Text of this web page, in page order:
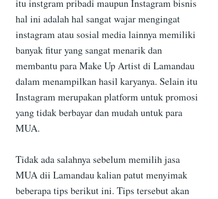
itu instgram pribadi maupun Instagram bisnis
hal ini adalah hal sangat wajar mengingat
instagram atau sosial media lainnya memiliki
banyak fitur yang sangat menarik dan
membantu para Make Up Artist di Lamandau
dalam menampilkan hasil karyanya. Selain itu
Instagram merupakan platform untuk promosi
yang tidak berbayar dan mudah untuk para
MUA.
Tidak ada salahnya sebelum memilih jasa
MUA dii Lamandau kalian patut menyimak
beberapa tips berikut ini. Tips tersebut akan